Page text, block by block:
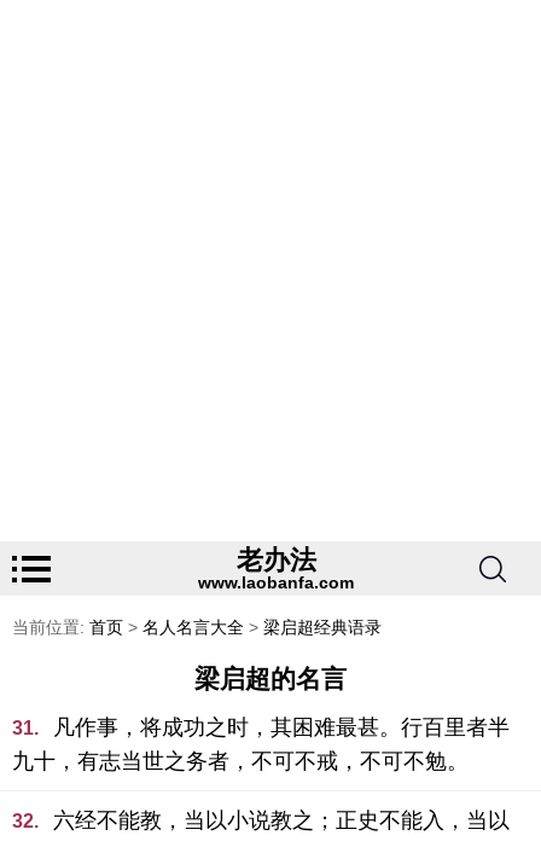
老办法
www.laobanfa.com
当前位置: 首页 > 名人名言大全 > 梁启超经典语录
梁启超的名言
31.
凡作事，将成功之时，其困难最甚。行百里者半
九十，有志当世之务者，不可不戒，不可不勉。
32.
六经不能教，当以小说教之；正史不能入，当以